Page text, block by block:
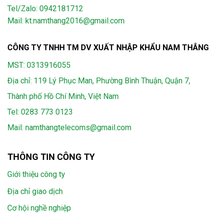
Tel/Zalo: 0942181712
Mail: kt.namthang2016@gmail.com
CÔNG TY TNHH TM DV XUẤT NHẬP KHẨU NAM THẮNG
MST: 0313916055
Địa chỉ: 119 Lý Phục Man, Phường Bình Thuận, Quận 7,
Thành phố Hồ Chí Minh, Việt Nam
Tel: 0283 773 0123
Mail: namthangtelecoms@gmail.com
THÔNG TIN CÔNG TY
Giới thiệu công ty
Địa chỉ giao dịch
Cơ hội nghề nghiệp